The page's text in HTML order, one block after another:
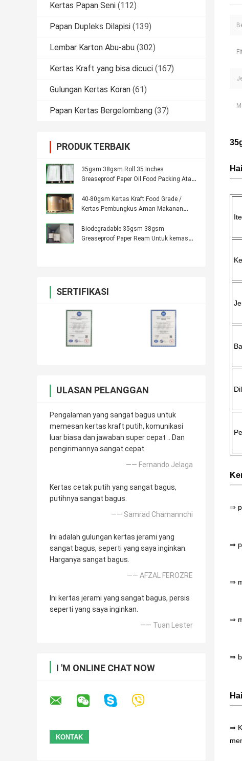
Kertas Papan Seni (112)
Papan Dupleks Dilapisi (139)
Lembar Karton Abu-abu (302)
Kertas Kraft yang bisa dicuci (167)
Gulungan Kertas Koran (61)
Papan Kertas Bergelombang (37)
PRODUK TERBAIK
35gsm 38gsm Roll 35 Inches
Greaseproof Paper Oil Food Packing Atau
40-80gsm Kertas Kraft Food Grade /
Kertas Pembungkus Aman Makanan
Biodegradable 35gsm 38gsm
Greaseproof Paper Ream Untuk kemasan
SERTIFIKASI
ULASAN PELANGGAN
Pengalaman yang sangat bagus untuk
memesan kertas kraft putih, komunikasi
luar biasa dan jawaban super cepat .. Dan
pengirimannya sangat cepat
—— Fernando Jelaga
Kertas cetak putih yang sangat bagus,
putihnya sangat bagus.
—— Samrad Chamannchi
Ini adalah gulungan kertas jerami yang
sangat bagus, seperti yang saya inginkan.
Harganya sangat bagus.
—— AFZAL FEROZRE
Ini kertas jerami yang sangat bagus, persis
seperti yang saya inginkan.
—— Tuan Lester
I 'M ONLINE CHAT NOW
Hai
⇒
⇒
⇒
⇒
⇒
Hai
⇒